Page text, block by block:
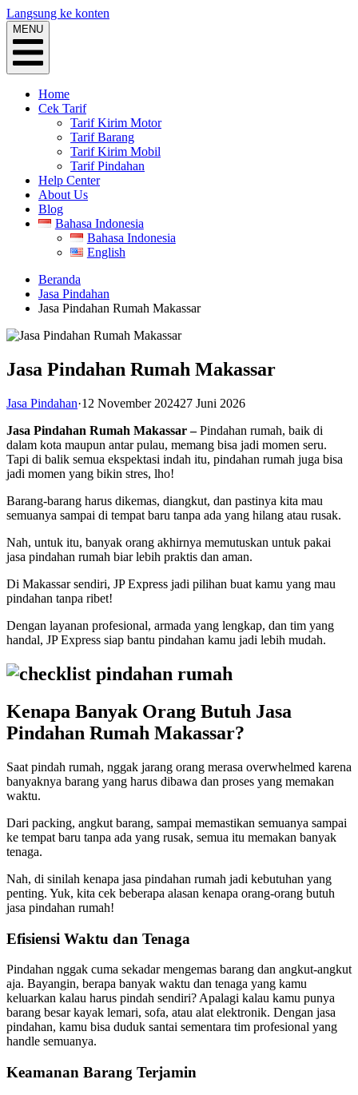
Langsung ke konten
MENU
Home
Cek Tarif
Tarif Kirim Motor
Tarif Barang
Tarif Kirim Mobil
Tarif Pindahan
Help Center
About Us
Blog
Bahasa Indonesia
Bahasa Indonesia
English
Beranda
Jasa Pindahan
Jasa Pindahan Rumah Makassar
Jasa Pindahan Rumah Makassar
Jasa Pindahan·12 November 202427 Juni 2026
Jasa Pindahan Rumah Makassar –Pindahan rumah, baik di
dalam kota maupun antar pulau, memang bisa jadi momen seru.
Tapi di balik semua ekspektasi indah itu, pindahan rumah juga bisa
jadi momen yang bikin stres, lho!
Barang-barang harus dikemas, diangkut, dan pastinya kita mau
semuanya sampai di tempat baru tanpa ada yang hilang atau rusak.
Nah, untuk itu, banyak orang akhirnya memutuskan untuk pakai
jasa pindahan rumah biar lebih praktis dan aman.
Di Makassar sendiri, JP Express jadi pilihan buat kamu yang mau
pindahan tanpa ribet!
Dengan layanan profesional, armada yang lengkap, dan tim yang
handal, JP Express siap bantu pindahan kamu jadi lebih mudah.
Kenapa Banyak Orang Butuh Jasa
Pindahan Rumah Makassar?
Saat pindah rumah, nggak jarang orang merasa overwhelmed karena
banyaknya barang yang harus dibawa dan proses yang memakan
waktu.
Dari packing, angkut barang, sampai memastikan semuanya sampai
ke tempat baru tanpa ada yang rusak, semua itu memakan banyak
tenaga.
Nah, di sinilah kenapa jasa pindahan rumah jadi kebutuhan yang
penting. Yuk, kita cek beberapa alasan kenapa orang-orang butuh
jasa pindahan rumah!
Efisiensi Waktu dan Tenaga
Pindahan nggak cuma sekadar mengemas barang dan angkut-angkut
aja. Bayangin, berapa banyak waktu dan tenaga yang kamu
keluarkan kalau harus pindah sendiri? Apalagi kalau kamu punya
barang besar kayak lemari, sofa, atau alat elektronik. Dengan jasa
pindahan, kamu bisa duduk santai sementara tim profesional yang
handle semuanya.
Keamanan Barang Terjamin